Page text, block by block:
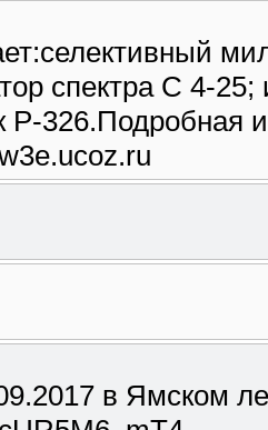
спектра С 4-
Р-326.Подробная
в Ямском